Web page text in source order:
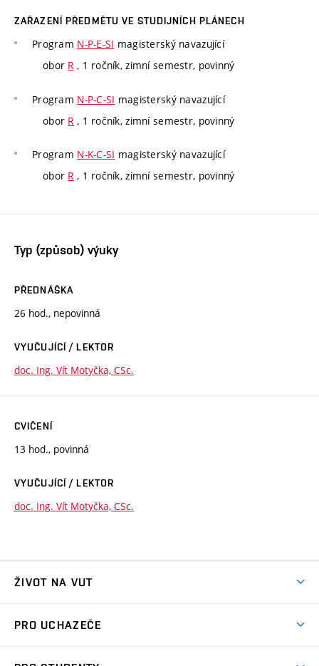
ZAŘAZENÍ PŘEDMĚTU VE STUDIJNÍCH PLÁNECH
Program N-P-E-SI magisterský navazující
obor R , 1 ročník, zimní semestr, povinný
Program N-P-C-SI magisterský navazující
obor R , 1 ročník, zimní semestr, povinný
Program N-K-C-SI magisterský navazující
obor R , 1 ročník, zimní semestr, povinný
Typ (způsob) výuky
PŘEDNÁŠKA
26 hod., nepovinná
VYUČUJÍCÍ / LEKTOR
doc. Ing. Vít Motyčka, CSc.
CVIČENÍ
13 hod., povinná
VYUČUJÍCÍ / LEKTOR
doc. Ing. Vít Motyčka, CSc.
ŽIVOT NA VUT
Koleje
PRO UCHAZEČE